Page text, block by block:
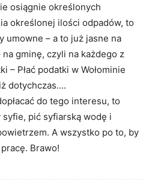
osiągnie określonych
określonej ilości odpadów, to
umowne – a to już jasne na
na gminę, czyli na każdego z
– Płać podatki w Wołominie
dotychczas….
do tego interesu, to
pić syfiarską wodę i
A wszystko po to, by
Brawo!